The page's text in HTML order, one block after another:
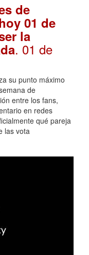
de
01 de
la
. 01 de
su punto máximo
de
entre los fans,
en redes
qué pareja
las vota